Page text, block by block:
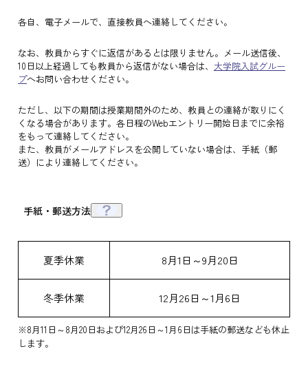
各自、電子メールで、直接教員へ連絡してください。
なお、教員からすぐに返信があるとは限りません。メール送信後、
10日以上経過しても教員から返信がない場合は、 大学院入試グルー
プへお問い合わせください。
ただし、以下の期間は授業期間外のため、教員との連絡が取りにく
くなる場合があります。各日程のWebエントリー開始日までに余裕
をもって連絡してください。
また、教員がメールアドレスを公開していない場合は、手紙（郵
送）により連絡してください。
手紙・郵送方法
夏季休業 8月1日～9月20日
冬季休業 12月26日～1月6日
※8月11日～8月20日および12月26日～1月6日は手紙の郵送なども休止
します。